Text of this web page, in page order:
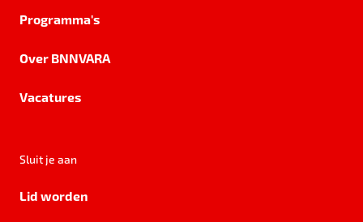
Programma's
Over BNNVARA
Vacatures
Sluit je aan
Lid worden